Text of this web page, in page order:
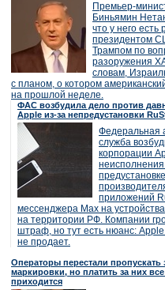
Премьер-
Биньямин
что у него есть
президентом
Трампом по
разоружения
словам,
с планом, о котором
на прошлой неделе.
ФАС возбудила дело против
Apple из-за непредустановки
Федеральная
служба
корпорации
предустановке
приложений
мессенджера Max на
на территории РФ. Компании
штраф, но тут есть нюанс: Apple
не продает.
Операторы перестали пропускать
маркировки, но платить за них
приходится